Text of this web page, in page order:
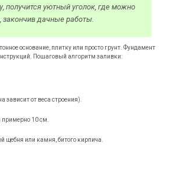
получится уютный уголок, где можно
закончив дачные работы.
основание, плитку или просто грунт. Фундамент
Пошаговый алгоритм заливки:
зависит от веса строения).
примерно 10 см.
щебня или камня, битого кирпича.